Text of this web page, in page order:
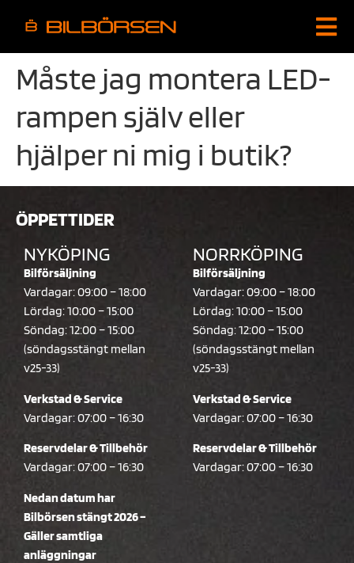
Måste jag montera LED-
rampen själv eller
hjälper ni mig i butik?
ÖPPETTIDER
NYKÖPING
Bilförsäljning
Vardagar: 09:00 – 18:00
Lördag: 10:00 – 15:00
Söndag: 12:00 – 15:00
(söndagsstängt mellan
v25-33)
Verkstad & Service
Vardagar: 07:00 – 16:30
Reservdelar & Tillbehör
Vardagar: 07:00 – 16:30
Nedan datum har
Bilbörsen stängt 2026 –
Gäller samtliga
anläggningar
NORRKÖPING
Bilförsäljning
Vardagar: 09:00 – 18:00
Lördag: 10:00 – 15:00
Söndag: 12:00 – 15:00
(söndagsstängt mellan
v25-33)
Verkstad & Service
Vardagar: 07:00 – 16:30
Reservdelar & Tillbehör
Vardagar: 07:00 – 16:30